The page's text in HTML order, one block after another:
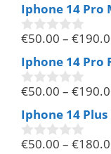
o
n
5
Iphone 14 Pro
0
o
n
5
€50.00 – €
Iphone 14 Pro
0
o
n
5
€50.00 – €
Iphone 14
0
€50.00 – €